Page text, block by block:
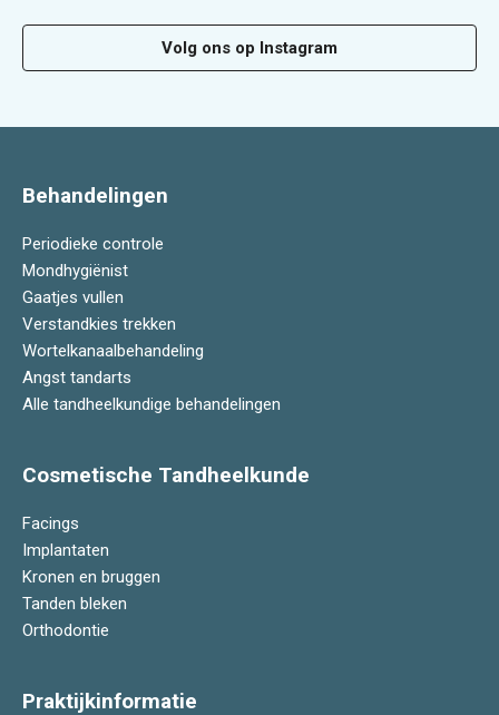
Volg ons op Instagram
Behandelingen
Periodieke controle
Mondhygiënist
Gaatjes vullen
Verstandkies trekken
Wortelkanaalbehandeling
Angst tandarts
Alle tandheelkundige behandelingen
Cosmetische Tandheelkunde
Facings
Implantaten
Kronen en bruggen
Tanden bleken
Orthodontie
Praktijkinformatie